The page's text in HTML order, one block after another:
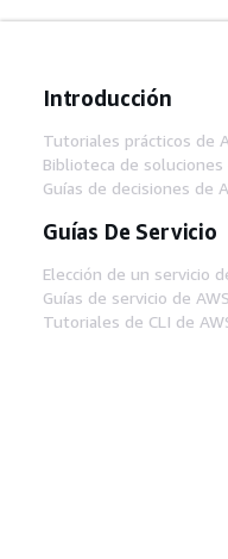
Introducción
Tutoriales prácticos de
Biblioteca de soluciones
Guías de decisiones de
Guías De Servicio
Elección de un servicio
Guías de servicio de AWS
Tutoriales de CLI de